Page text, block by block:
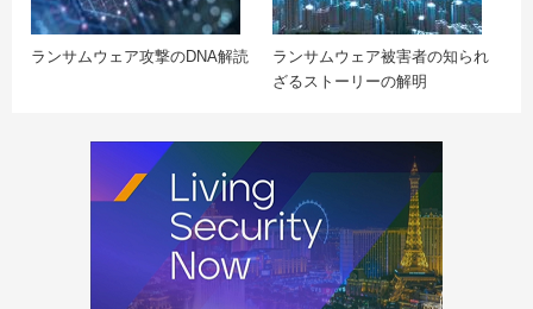
ランサムウェア攻撃のDNA解読
ランサムウェア被害者の知られ
ざるストーリーの解明